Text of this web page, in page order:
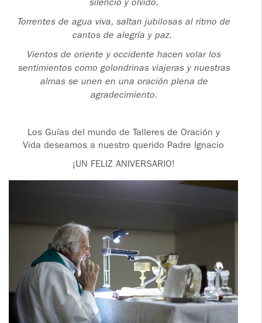
silencio y olvido.
Torrentes de agua viva, saltan jubilosas al ritmo de
cantos de alegría y paz.
Vientos de oriente y occidente hacen volar los
sentimientos como golondrinas viajeras y nuestras
almas se unen en una oración plena de
agradecimiento.
Los Guías del mundo de Talleres de Oración y
Vida deseamos a nuestro querido Padre Ignacio
¡UN FELIZ ANIVERSARIO!